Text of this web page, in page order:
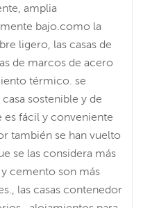
amplia
bajo.como la
ligero, las casas de
de marcos de acero
térmico. se
sostenible y de
es fácil y conveniente
también se han vuelto
se las considera más
cemento son más
las casas contenedor